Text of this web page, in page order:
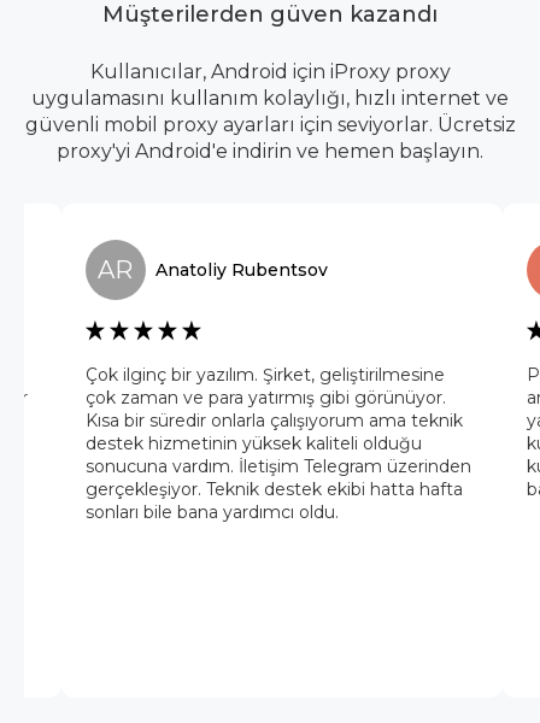
Müşterilerden güven kazandı
Kullanıcılar, Android için iProxy proxy
uygulamasını kullanım kolaylığı, hızlı internet ve
güvenli mobil proxy ayarları için seviyorlar. Ücretsiz
proxy'yi Android'e indirin ve hemen başlayın.
AR Anatoliy Rubentsov
Çok ilginç bir yazılım. Şirket, geliştirilmesine
çok zaman ve para yatırmış gibi görünüyor.
Kısa bir süredir onlarla çalışıyorum ama teknik
destek hizmetinin yüksek kaliteli olduğu
sonucuna vardım. İletişim Telegram üzerinden
gerçekleşiyor. Teknik destek ekibi hatta hafta
sonları bile bana yardımcı oldu.